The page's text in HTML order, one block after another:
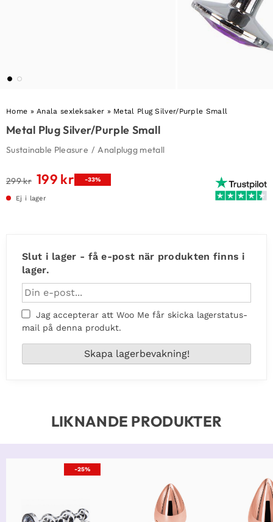
Home »Anala sexleksaker » Metal Plug Silver/Purple Small
Metal Plug Silver/Purple Small
Sustainable Pleasure / Analplugg metall
299kr Det
priset
199 krDet-33%
Ej i lager
Slut i lager - få e-post när produkten finns i
lager.
Jag accepterar att Woo Me får skicka lagerstatus-
mail på denna produkt.
LIKNANDE PRODUKTER
-25%